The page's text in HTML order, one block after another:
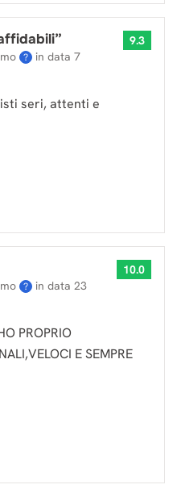
”
? in data 7
9.3
seri, attenti e
? in data 23
10.0
PROPRIO
E SEMPRE